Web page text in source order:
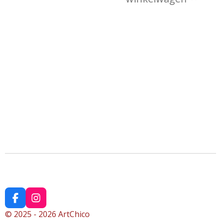
F
a
I
n
© 2025 - 2026 ArtChico